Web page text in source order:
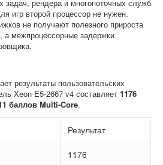
задач, рендера и многопоточных служб
игр второй процессор не нужен.
не получают полезного прироста
а межпроцессорные задержки
результаты пользовательских
Xeon E5-2667 v4 составляет 1176
баллов Multi-Core.
Результат
1176